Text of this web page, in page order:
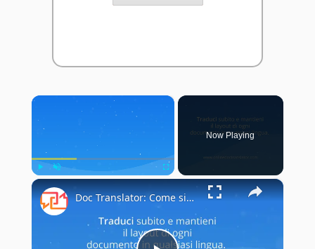
×
Play Unmute Fullscreen
Now Playing
×
Doc Translator: Come si usa il traduttore di documenti?